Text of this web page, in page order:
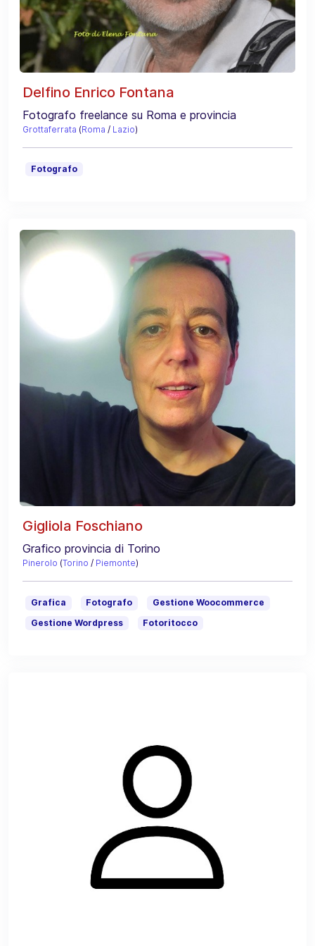
Delfino Enrico Fontana
Fotografo freelance su Roma e provincia
Grottaferrata (Roma / Lazio)
Fotografo
Gigliola Foschiano
Grafico provincia di Torino
Pinerolo (Torino / Piemonte)
Grafica Fotografo
Gestione Woocommerce
Gestione Wordpress
Fotoritocco